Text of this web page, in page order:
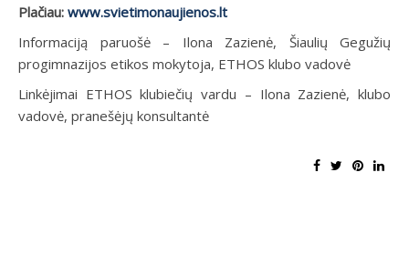
Plačiau: www.svietimonaujienos.lt
Informaciją paruošė – Ilona Zazienė, Šiaulių Gegužių
progimnazijos etikos mokytoja, ETHOS klubo vadovė
Linkėjimai ETHOS klubiečių vardu – Ilona Zazienė, klubo
vadovė, pranešėjų konsultantė